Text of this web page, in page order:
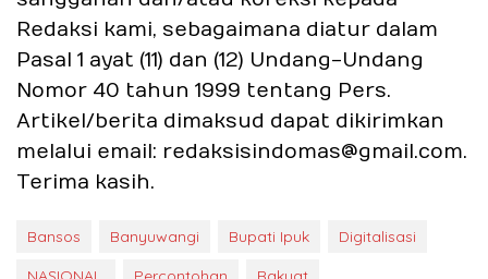
Redaksi kami, sebagaimana diatur dalam
Pasal 1 ayat (11) dan (12) Undang-Undang
Nomor 40 tahun 1999 tentang Pers.
Artikel/berita dimaksud dapat dikirimkan
melalui email: redaksisindomas@gmail.com.
Terima kasih.
Bansos Banyuwangi Bupati Ipuk
Digitalisasi